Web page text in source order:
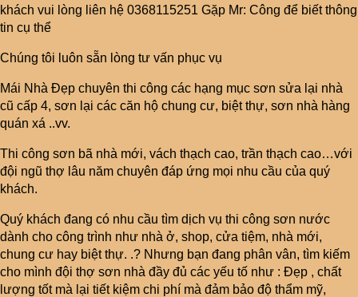
khách vui lòng liên hệ 0368115251 Gặp Mr: Công để biết thông
tin cụ thể
Chúng tôi luôn sẵn lòng tư vấn phục vụ
Mái Nhà Đẹp chuyên thi công các hạng mục sơn sửa lại nhà
cũ cấp 4, sơn lại các căn hộ chung cư, biệt thự, sơn nhà hàng
quán xá ..vv.
Thi công sơn bã nhà mới, vách thạch cao, trần thạch cao…với
đội ngũ thợ lâu năm chuyên đáp ứng mọi nhu cầu của quý
khách.
Quý khách đang có nhu cầu tìm dịch vụ thi công sơn nước
dành cho công trình như nhà ở, shop, cửa tiệm, nhà mới,
chung cư hay biệt thự. .? Nhưng bạn đang phân vân, tìm kiếm
cho mình đội thợ sơn nhà đầy đủ các yếu tố như : Đẹp , chất
lượng tốt mà lại tiết kiệm chi phí mà đảm bảo độ thẩm mỹ,